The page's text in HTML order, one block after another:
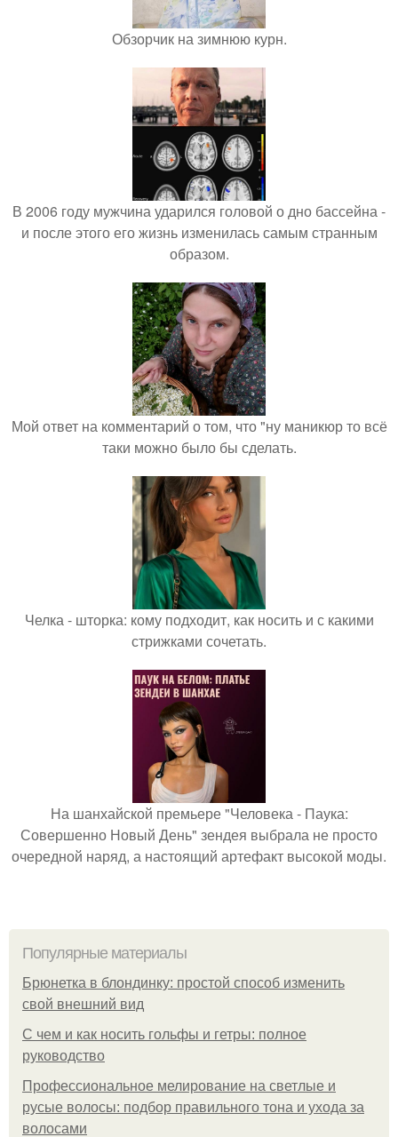
Обзорчик на зимнюю курн.
В 2006 году мужчина ударился головой о дно бассейна -
и после этого его жизнь изменилась самым странным
образом.
Мой ответ на комментарий о том, что "ну маникюр то всё
таки можно было бы сделать.
Челка - шторка: кому подходит, как носить и с какими
стрижками сочетать.
На шанхайской премьере "Человека - Паука:
Совершенно Новый День" зендея выбрала не просто
очередной наряд, а настоящий артефакт высокой моды.
Популярные материалы
Брюнетка в блондинку: простой способ изменить
свой внешний вид
С чем и как носить гольфы и гетры: полное
руководство
Профессиональное мелирование на светлые и
русые волосы: подбор правильного тона и ухода за
волосами